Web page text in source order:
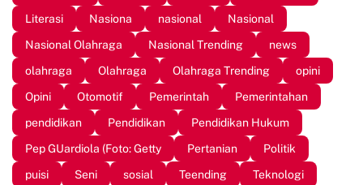
Literasi
Nasiona nasional
Nasional
Nasional Olahraga
Nasional Trending
news
olahraga
Olahraga Olahraga Trending
opini
Opini
Otomotif Pemerintah
Pemerintahan
pendidikan
Pendidikan
Pendidikan Hukum
Pep GUardiola (Foto: Getty
Pertanian
Politik
puisi
Seni sosial Teending
Teknologi